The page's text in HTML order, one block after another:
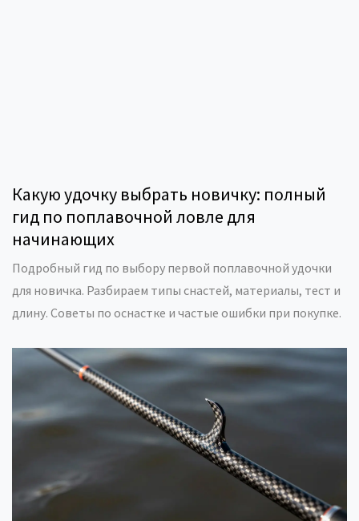
Какую удочку выбрать новичку: полный
гид по поплавочной ловле для
начинающих
Подробный гид по выбору первой поплавочной удочки
для новичка. Разбираем типы снастей, материалы, тест и
длину. Советы по оснастке и частые ошибки при покупке.